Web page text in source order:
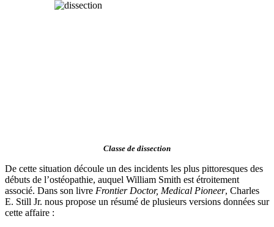
Classe de dissection
De cette situation découle un des incidents les plus pittoresques des
débuts de l’ostéopathie, auquel William Smith est étroitement
associé. Dans son livre Frontier Doctor, Medical Pioneer, Charles
E. Still Jr. nous propose un résumé de plusieurs versions données sur
cette affaire :